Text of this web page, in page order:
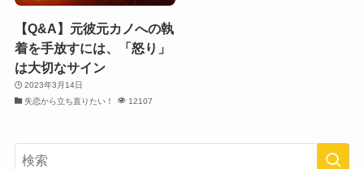
【Q&A】元彼元カノへの執
着を手放すには、「怒り」
は大切なサイン
2023年3月14日
失恋から立ち直りたい！
12107